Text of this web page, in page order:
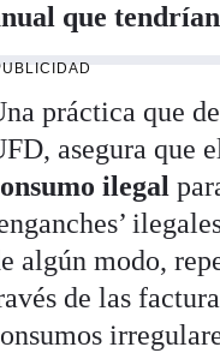
que
práctica que
asegura que
ilegal
algún modo,
de las